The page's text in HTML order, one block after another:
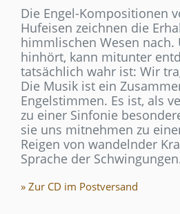
Die Engel-Kompositionen
Hufeisen zeichnen die
himmlischen Wesen nach.
hinhört, kann mitunter
tatsächlich wahr ist: Wir
Die Musik ist ein
Engelstimmen. Es ist, als
zu einer Sinfonie
sie uns mitnehmen zu
Reigen von wandelnder
Sprache der
» Zur CD im Postversand